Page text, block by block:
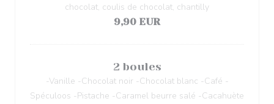
chocolat, coulis de chocolat, chantilly
9,90 EUR
2 boules
-Vanille -Chocolat noir -Chocolat blanc -Café -
Spéculoos -Pistache -Caramel beurre salé -Cacahuète